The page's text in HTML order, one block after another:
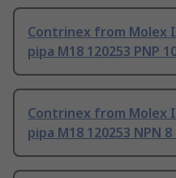
Contrinex from Molex
pipa M18 120253 PNP
Contrinex from Molex
pipa M18 120253 NPN 8